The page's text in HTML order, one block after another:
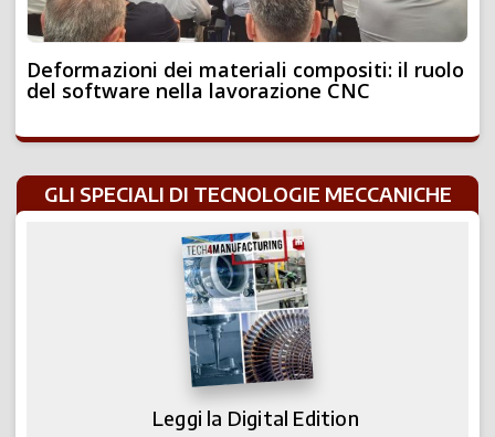
Deformazioni dei materiali compositi: il ruolo
del software nella lavorazione CNC
GLI SPECIALI DI TECNOLOGIE MECCANICHE
Leggi la Digital Edition